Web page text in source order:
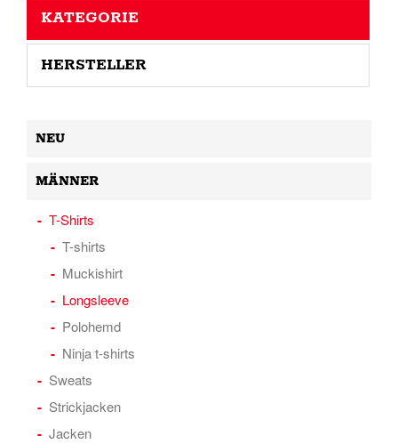
KATEGORIE
HERSTELLER
NEU
MÄNNER
T-Shirts
T-shirts
Muckishirt
Longsleeve
Polohemd
Ninja t-shirts
Sweats
Strickjacken
Jacken